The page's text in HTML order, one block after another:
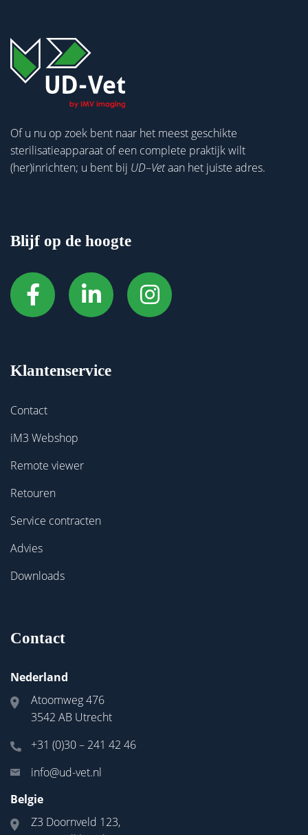
Of u nu op zoek bent naar het meest geschikte
sterilisatieapparaat of een complete praktijk wilt
(her)inrichten; u bent bij UD–Vetaan het juiste adres.
Blijf op de hoogte
Klantenservice
Contact
iM3 Webshop
Remote viewer
Retouren
Service contracten
Advies
Downloads
Contact
Nederland
Atoomweg 476
3542 AB Utrecht
+31 (0)30 – 241 42 46
info@ud-vet.nl
Belgie
Z3 Doornveld 123,